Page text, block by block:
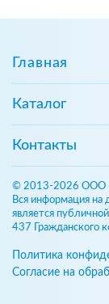
Главная
Каталог
Контакты
© 2013-2026 ООО
Вся информация на
является
437 Гражданского
Политика
Согласие на